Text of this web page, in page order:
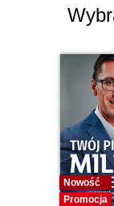
Nowość
Promocja